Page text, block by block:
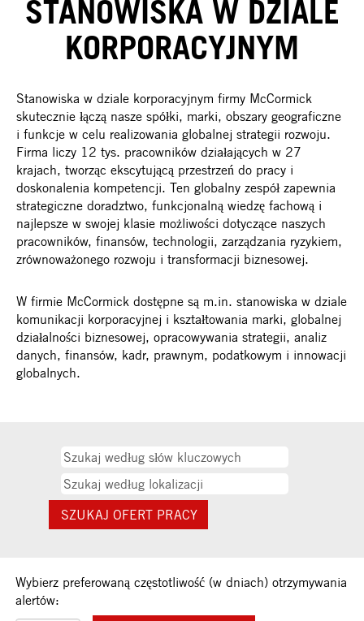
STANOWISKA W DZIALE
KORPORACYJNYM
Stanowiska w dziale korporacyjnym firmy McCormick
skutecznie łączą nasze spółki, marki, obszary geograficzne
i funkcje w celu realizowania globalnej strategii rozwoju.
Firma liczy 12 tys. pracowników działających w 27
krajach, tworząc ekscytującą przestrzeń do pracy i
doskonalenia kompetencji. Ten globalny zespół zapewnia
strategiczne doradztwo, funkcjonalną wiedzę fachową i
najlepsze w swojej klasie możliwości dotyczące naszych
pracowników, finansów, technologii, zarządzania ryzykiem,
zrównoważonego rozwoju i transformacji biznesowej.
W firmie McCormick dostępne są m.in. stanowiska w dziale
komunikacji korporacyjnej i kształtowania marki, globalnej
działalności biznesowej, opracowywania strategii, analiz
danych, finansów, kadr, prawnym, podatkowym i innowacji
globalnych.
Wybierz preferowaną częstotliwość (w dniach) otrzymywania
alertów: